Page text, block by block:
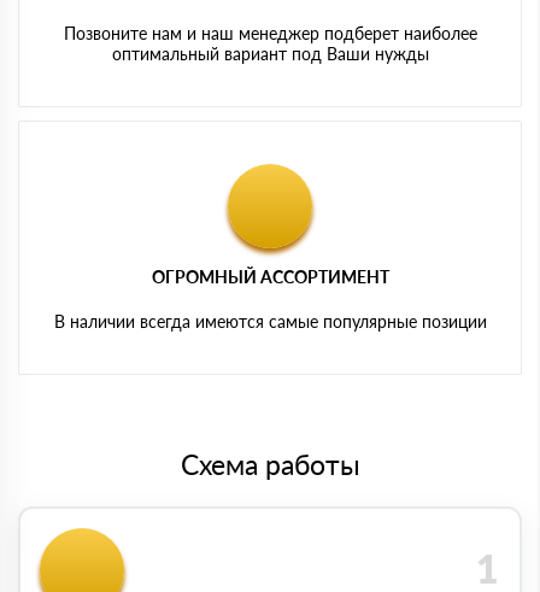
Позвоните нам и наш менеджер подберет наиболее
оптимальный вариант под Ваши нужды
ОГРОМНЫЙ АССОРТИМЕНТ
В наличии всегда имеются самые популярные позиции
Схема работы